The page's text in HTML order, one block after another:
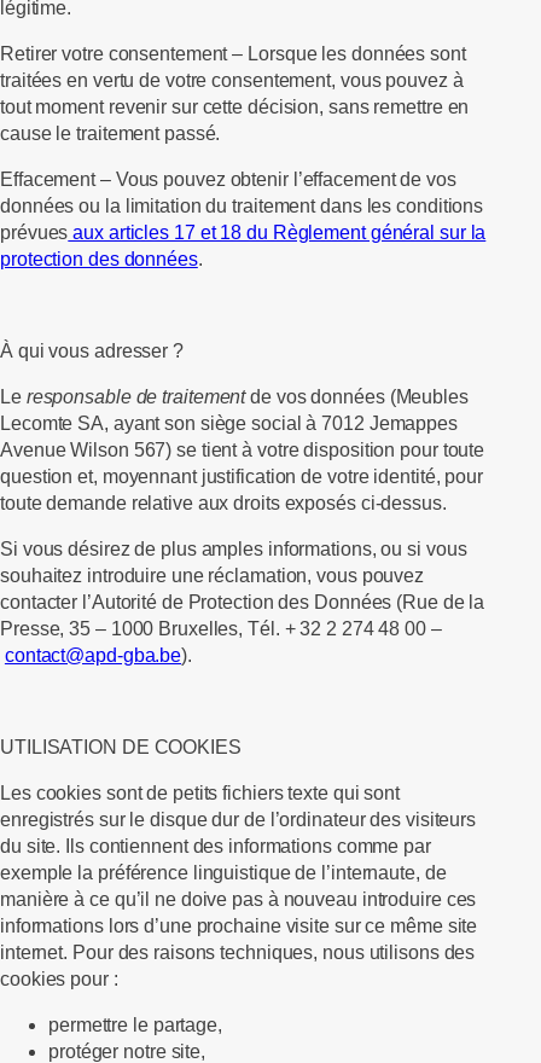
légitime.
Retirer votre consentement – Lorsque les données sont
traitées en vertu de votre consentement, vous pouvez à
tout moment revenir sur cette décision, sans remettre en
cause le traitement passé.
Effacement –Vous pouvez obtenir l’effacement de vos
données ou la limitation du traitement dans les conditions
prévues aux articles 17 et 18 du Règlement général sur la
protection des données.
À qui vous adresser ?
Le responsable de traitementde vos données (Meubles
Lecomte SA, ayant son siège social à 7012 Jemappes
Avenue Wilson 567) se tient à votre disposition pour toute
question et, moyennant justification de votre identité, pour
toute demande relative aux droits exposés ci-dessus.
Si vous désirez de plus amples informations, ou si vous
souhaitez introduire une réclamation, vous pouvez
contacter l’Autorité de Protection des Données (Rue de la
Presse, 35 – 1000 Bruxelles, Tél. + 32 2 274 48 00 –
contact@apd-gba.be).
UTILISATION DE COOKIES
Les cookies sont de petits fichiers texte qui sont
enregistrés sur le disque dur de l’ordinateur des visiteurs
du site. Ils contiennent des informations comme par
exemple la préférence linguistique de l’internaute, de
manière à ce qu’il ne doive pas à nouveau introduire ces
informations lors d’une prochaine visite sur ce même site
internet. Pour des raisons techniques, nous utilisons des
cookies pour :
permettre le partage,
protéger notre site,